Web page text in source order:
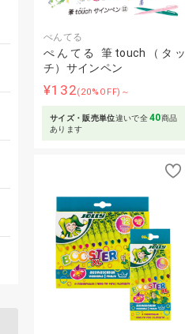
ぺんてる
ぺんてる 筆touch（タッ
チ）サインペン
¥132(20%OFF)～
サイズ・販売単位違いで全40商品
あります